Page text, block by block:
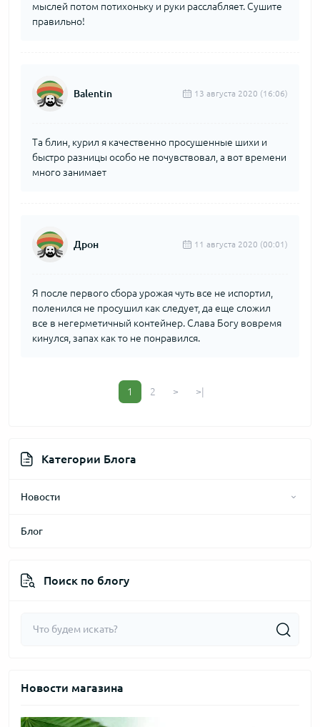
мыслей потом потихоньку и руки расслабляет. Сушите
правильно!
Balentin 13 августа 2020 (16:06)
Та блин, курил я качественно просушенные шихи и
быстро разницы особо не почувствовал, а вот времени
много занимает
Дрон 11 августа 2020 (00:01)
Я после первого сбора урожая чуть все не испортил,
поленился не просушил как следует, да еще сложил
все в негерметичный контейнер. Слава Богу вовремя
кинулся, запах как то не понравился.
1 2 > >|
Категории Блога
Новости
2025 год
2024 год
2022 год
Блог
Поиск по блогу
Новости магазина